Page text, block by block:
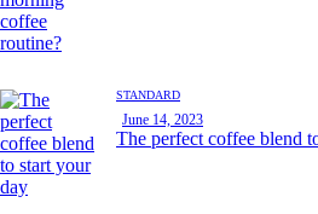
STANDARD
June 14, 2023
The perfect coffee blend